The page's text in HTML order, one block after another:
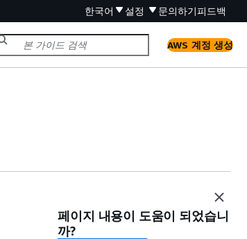
한국어 설정 문의하기피드백
AWS 계정 생성
페이지 내용이 도움이 되었습니
까?